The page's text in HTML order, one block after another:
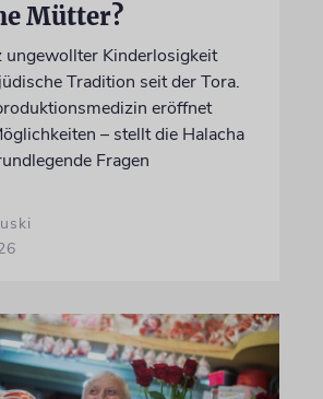
Mütter?
ungewollter Kinderlosigkeit
Tradition seit der Tora.
eröffnet
– stellt die Halacha
Fragen